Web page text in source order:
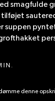
smagfulde
suppen
denne